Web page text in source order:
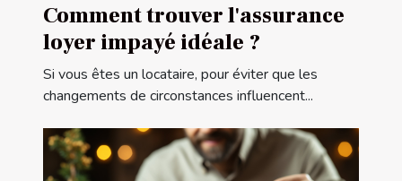
Comment trouver l'assurance
loyer impayé idéale ?
Si vous êtes un locataire, pour éviter que les
changements de circonstances influencent...